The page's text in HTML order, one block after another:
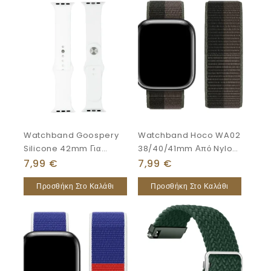
Watchband Goospery
Silicone 42mm Για
Apple Watch Series
4/3/2/1 Λευκό
7,99 €
Προσθήκη Στο Καλάθι
Watchband Hoco WA02
38/40/41mm Από Nylon
Για Apple Watch Series
1/2/3/4/5/6/7/8/SE
Storm Black With Grey
7,99 €
Προσθήκη Στο Καλάθι